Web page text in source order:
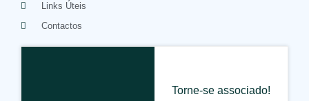
Links Úteis
Contactos
Torne-se associado!